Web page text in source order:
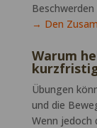
→ Den
Warum
Übungen
und die
Wenn jedoch